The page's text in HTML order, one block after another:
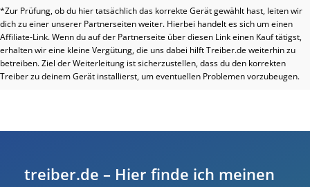
*Zur Prüfung, ob du hier tatsächlich das korrekte Gerät gewählt hast, leiten wir
dich zu einer unserer Partnerseiten weiter. Hierbei handelt es sich um einen
Affiliate-Link. Wenn du auf der Partnerseite über diesen Link einen Kauf tätigst,
erhalten wir eine kleine Vergütung, die uns dabei hilft Treiber.de weiterhin zu
betreiben. Ziel der Weiterleitung ist sicherzustellen, dass du den korrekten
Treiber zu deinem Gerät installierst, um eventuellen Problemen vorzubeugen.
treiber.de – Hier finde ich meinen